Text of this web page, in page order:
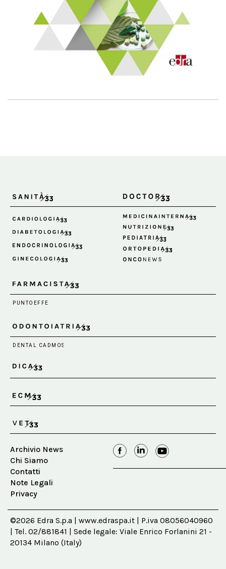
Archivio News
Chi Siamo
Contatti
Note Legali
Privacy
©2026 Edra S.p.a | www.edraspa.it | P.iva 08056040960
| Tel. 02/881841 | Sede legale: Viale Enrico Forlanini 21 -
20134 Milano (Italy)